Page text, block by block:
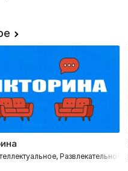
Развлекательное